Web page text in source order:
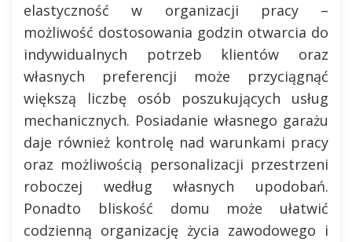
elastyczność w organizacji pracy –
możliwość dostosowania godzin otwarcia do
indywidualnych potrzeb klientów oraz
własnych preferencji może przyciągnąć
większą liczbę osób poszukujących usług
mechanicznych. Posiadanie własnego garażu
daje również kontrolę nad warunkami pracy
oraz możliwością personalizacji przestrzeni
roboczej według własnych upodobań.
Ponadto bliskość domu może ułatwić
codzienną organizację życia zawodowego i